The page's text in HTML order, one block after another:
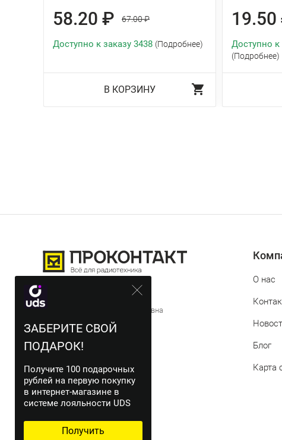
58.20 ₽ 67.00 ₽
Доступно к заказу 3438 (Подробнее)
В КОРЗИНУ
19.50
Доступно к
(Подробнее)
ИП Истомина Татьяна Евгеньевна
ИНН 744719311543
О нас
Блог
Карта
ЗАБЕРИТЕ СВОЙ
ПОДАРОК!
Получите 100 подарочных
рублей на первую покупку
в интернет-магазине в
системе лояльности UDS
Получить